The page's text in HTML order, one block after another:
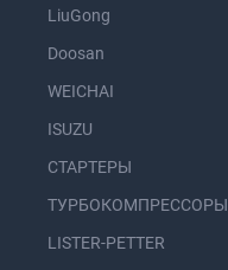
LiuGong
Doosan
WEICHAI
ISUZU
СТАРТЕРЫ
ТУРБОКОМПРЕССОРЫ
LISTER-PETTER